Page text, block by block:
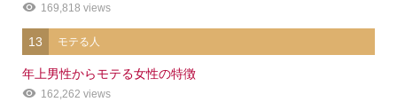
169,818 views
13 モテる人
年上男性からモテる女性の特徴
162,262 views